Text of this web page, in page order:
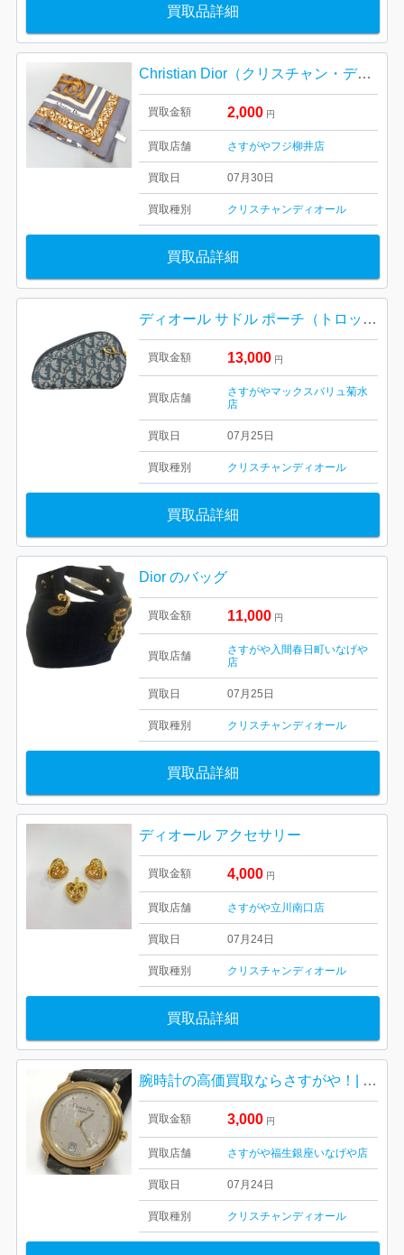
買取品詳細
Christian Dior（クリスチャン・ディオール）シルクスカーフ
買取金額 2,000 円
買取店舗 さすがやフジ柳井店
買取日 07月30日
買取種別 クリスチャンディオール
買取品詳細
ディオール サドル ポーチ（トロッター柄） 札幌市白石区菊水
買取金額 13,000 円
買取店舗
さすがやマックスバリュ菊水
店
買取日 07月25日
買取種別 クリスチャンディオール
買取品詳細
Dior のバッグ
買取金額 11,000 円
買取店舗
さすがや入間春日町いなげや
店
買取日 07月25日
買取種別 クリスチャンディオール
買取品詳細
ディオール アクセサリー
買取金額 4,000 円
買取店舗 さすがや立川南口店
買取日 07月24日
買取種別 クリスチャンディオール
買取品詳細
腕時計の高価買取ならさすがや！| あきる野市伊奈| Christian Dior(ディオール) レディース腕時計
買取金額 3,000 円
買取店舗 さすがや福生銀座いなげや店
買取日 07月24日
買取種別 クリスチャンディオール